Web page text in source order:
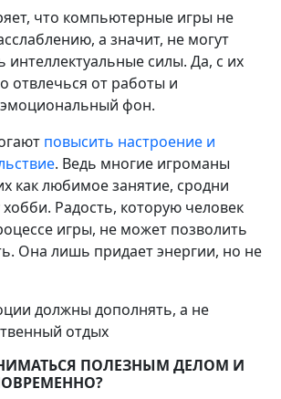
что компьютерные игры не
а значит, не могут
интеллектуальные силы. Да, с их
от работы и
фон.
повысить настроение и
. Ведь многие игроманы
как любимое занятие, сродни
Радость, которую человек
игры, не может позволить
Она лишь придает энергии, но не
должны дополнять, а не
отдых
ПОЛЕЗНЫМ ДЕЛОМ И